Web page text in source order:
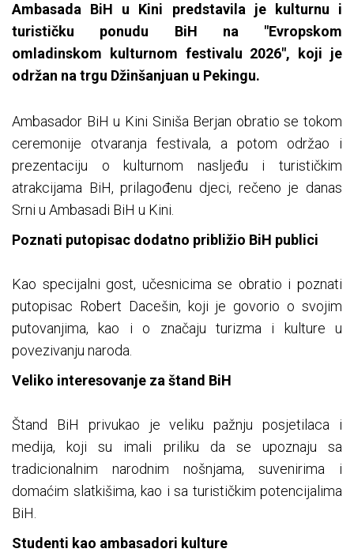
Ambasada BiH u Kini predstavila je kulturnu i
turističku ponudu BiH na "Evropskom
omladinskom kulturnom festivalu 2026", koji je
održan na trgu Džinšanjuan u Pekingu.
Ambasador BiH u Kini Siniša Berjan obratio se tokom
ceremonije otvaranja festivala, a potom održao i
prezentaciju o kulturnom nasljeđu i turističkim
atrakcijama BiH, prilagođenu djeci, rečeno je danas
Srni u Ambasadi BiH u Kini.
Poznati putopisac dodatno približio BiH publici
Kao specijalni gost, učesnicima se obratio i poznati
putopisac Robert Dacešin, koji je govorio o svojim
putovanjima, kao i o značaju turizma i kulture u
povezivanju naroda.
Veliko interesovanje za štand BiH
Štand BiH privukao je veliku pažnju posjetilaca i
medija, koji su imali priliku da se upoznaju sa
tradicionalnim narodnim nošnjama, suvenirima i
domaćim slatkišima, kao i sa turističkim potencijalima
BiH.
Studenti kao ambasadori kulture